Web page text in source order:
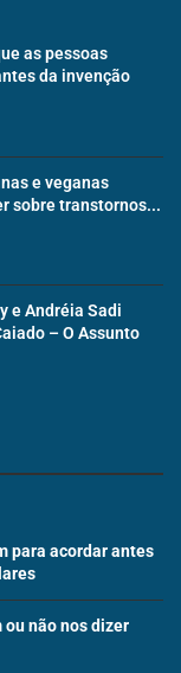
as pessoas
da invenção
e veganas
sobre transtornos...
e Andréia Sadi
– O Assunto
para acordar antes
não nos dizer